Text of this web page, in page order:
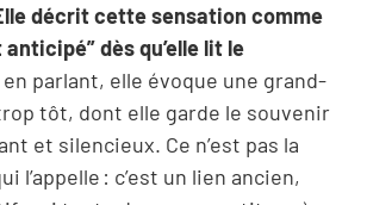
décrit cette sensation comme
dès qu’elle lit le
en parlant, elle évoque une grand-
tôt, dont elle garde le souvenir
et silencieux. Ce n’est pas la
l’appelle : c’est un lien ancien,